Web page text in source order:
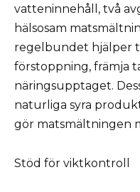
vatteninnehåll, två
hälsosam
regelbundet hjälper
förstoppning, främja
näringsupptaget.
naturliga syra
gör matsmältningen
Stöd för viktkontroll